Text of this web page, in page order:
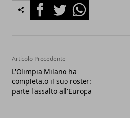
FacebookTwitterWhatsapp
Articolo Precedente
L'Olimpia Milano ha
completato il suo roster:
parte l'assalto all'Europa